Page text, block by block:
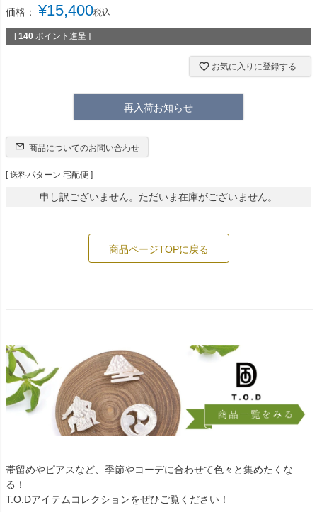
価格： ¥15,400税込
[ 140 ポイント進呈 ]
お気に入りに登録する
再入荷お知らせ
商品についてのお問い合わせ
送料パターン 宅配便
申し訳ございません。ただいま在庫がございません。
商品ページTOPに戻る
帯留めやピアスなど、季節やコーデに合わせて色々と集めたくな
る！
T.O.Dアイテムコレクションをぜひご覧ください！